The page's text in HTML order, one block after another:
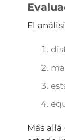
El
Más